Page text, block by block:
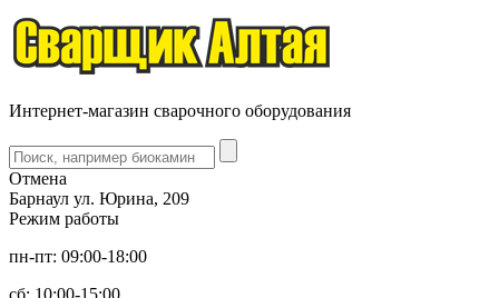
Интернет-магазин сварочного оборудования
Отмена
Барнаул ул. Юрина, 209
Режим работы
пн-пт: 09:00-18:00
сб: 10:00-15:00